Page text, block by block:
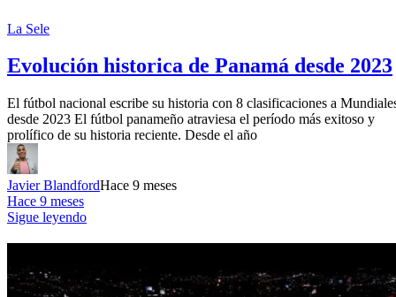
La Sele
Evolución historica de Panamá desde 2023
El fútbol nacional escribe su historia con 8 clasificaciones a
desde 2023 El fútbol panameño atraviesa el período más exitoso y
prolífico de su historia reciente. Desde el año
Javier BlandfordHace 9 meses
Hace 9 meses
Sigue leyendo